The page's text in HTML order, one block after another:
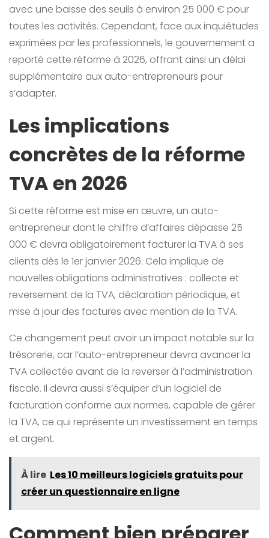
avec une baisse des seuils à environ 25 000 € pour
toutes les activités. Cependant, face aux inquiétudes
exprimées par les professionnels, le gouvernement a
reporté cette réforme à 2026, offrant ainsi un délai
supplémentaire aux auto-entrepreneurs pour
s’adapter.
Les implications
concrètes de la réforme
TVA en 2026
Si cette réforme est mise en œuvre, un auto-
entrepreneur dont le chiffre d’affaires dépasse 25
000 € devra obligatoirement facturer la TVA à ses
clients dès le 1er janvier 2026. Cela implique de
nouvelles obligations administratives : collecte et
reversement de la TVA, déclaration périodique, et
mise à jour des factures avec mention de la TVA.
Ce changement peut avoir un impact notable sur la
trésorerie, car l’auto-entrepreneur devra avancer la
TVA collectée avant de la reverser à l’administration
fiscale. Il devra aussi s’équiper d’un logiciel de
facturation conforme aux normes, capable de gérer
la TVA, ce qui représente un investissement en temps
et argent.
À lire Les 10 meilleurs logiciels gratuits pour
créer un questionnaire en ligne